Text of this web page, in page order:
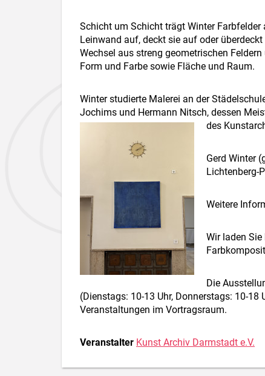
Schicht um Schicht trägt Winter Farbfelder
Leinwand auf, deckt sie auf oder
Wechsel aus streng geometrischen
Form und Farbe sowie Fläche und Raum.
Winter studierte Malerei an der
Jochims und Hermann Nitsch, dessen
des
Gerd Winter
Lichtenberg-
Weitere
Wir laden
Die
(Dienstags: 10-13 Uhr, Donnerstags: 10-
Veranstaltungen im Vortragsraum.
Veranstalter Kunst Archiv Darmstadt e.V.